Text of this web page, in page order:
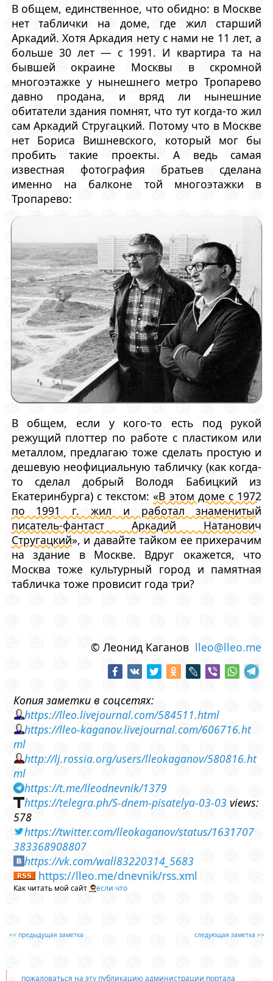
В общем, единственное, что обидно: в Москве
нет таблички на доме, где жил старший
Аркадий. Хотя Аркадия нету с нами не 11 лет, а
больше 30 лет — с 1991. И квартира та на
бывшей окраине Москвы в скромной
многоэтажке у нынешнего метро Тропарево
давно продана, и вряд ли нынешние
обитатели здания помнят, что тут когда-то жил
сам Аркадий Стругацкий. Потому что в Москве
нет Бориса Вишневского, который мог бы
пробить такие проекты. А ведь самая
известная фотография братьев сделана
именно на балконе той многоэтажки в
Тропарево:
В общем, если у кого-то есть под рукой
режущий плоттер по работе с пластиком или
металлом, предлагаю тоже сделать простую и
дешевую неофициальную табличку (как когда-
то сделал добрый Володя Бабицкий из
Екатеринбурга) с текстом:«В этом доме с 1972
по 1991 г. жил и работал знаменитый
писатель-фантаст Аркадий Натанович
Стругацкий», и давайте тайком ее прихерачим
на здание в Москве. Вдруг окажется, что
Москва тоже культурный город и памятная
табличка тоже провисит года три?
© Леонид Каганов lleo@lleo.me
Копия заметки в соцсетях:
https://lleo.livejournal.com/584511.html
https://lleo-kaganov.livejournal.com/606716.ht
ml
http://lj.rossia.org/users/lleokaganov/580816.ht
ml
https://t.me/lleodnevnik/1379
https://telegra.ph/S-dnem-pisatelya-03-03 views:
578
https://twitter.com/lleokaganov/status/1631707
383368908807
https://vk.com/wall83220314_5683
https://lleo.me/dnevnik/rss.xml
Как читать мой сайт если что
<< предыдущая заметка следующая заметка >>
пожаловаться на эту публикацию администрации портала